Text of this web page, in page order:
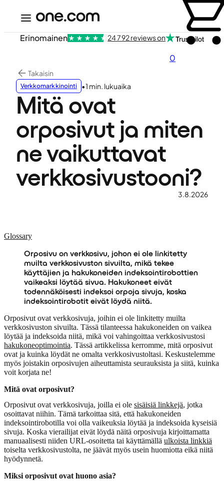
0
Erinomainen 24 792 reviews on
Takaisin
Verkkomarkkinointi •1 min. lukuaika
Mitä ovat
orposivut ja miten
ne vaikuttavat
verkkosivustooni?
3.8.2026
Glossary
Orposivu on verkkosivu, johon ei ole linkitetty
muilta verkkosivuston sivuilta, mikä tekee
käyttäjien ja hakukoneiden indeksointirobottien
vaikeaksi löytää sivua. Hakukoneet eivät
todennäköisesti indeksoi orpoja sivuja, koska
indeksointirobotit eivät löydä niitä.
Orposivut ovat verkkosivuja, joihin ei ole linkitetty muilta
verkkosivuston sivuilta. Tässä tilanteessa hakukoneiden on vaikea
löytää ja indeksoida niitä, mikä voi vahingoittaa verkkosivustosi
hakukoneoptimointia. Tässä artikkelissa kerromme, mitä orposivut
ovat ja kuinka löydät ne omalta verkkosivustoltasi. Keskustelemme
myös joistakin orposivujen aiheuttamista seurauksista ja siitä, kuinka
voit korjata ne!
Mitä ovat orposivut?
Orposivut ovat verkkosivuja, joilla ei ole sisäisiä linkkejä, jotka
osoittavat niihin. Tämä tarkoittaa sitä, että hakukoneiden
indeksointirobotilla voi olla vaikeuksia löytää ja indeksoida kyseisiä
sivuja. Koska vierailijat eivät löydä näitä orposivuja kirjoittamatta
manuaalisesti niiden URL-osoitetta tai käyttämällä ulkoista linkkiä
toiselta verkkosivustolta, ne jäävät myös usein huomiotta eikä niitä
hyödynnetä.
Miksi orposivut ovat huono asia?